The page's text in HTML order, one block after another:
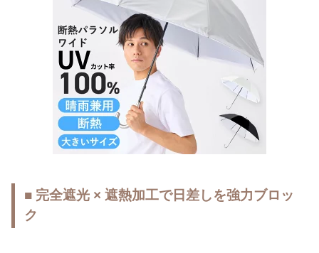
■ 完全遮光 × 遮熱加工で日差しを強力ブロッ
ク